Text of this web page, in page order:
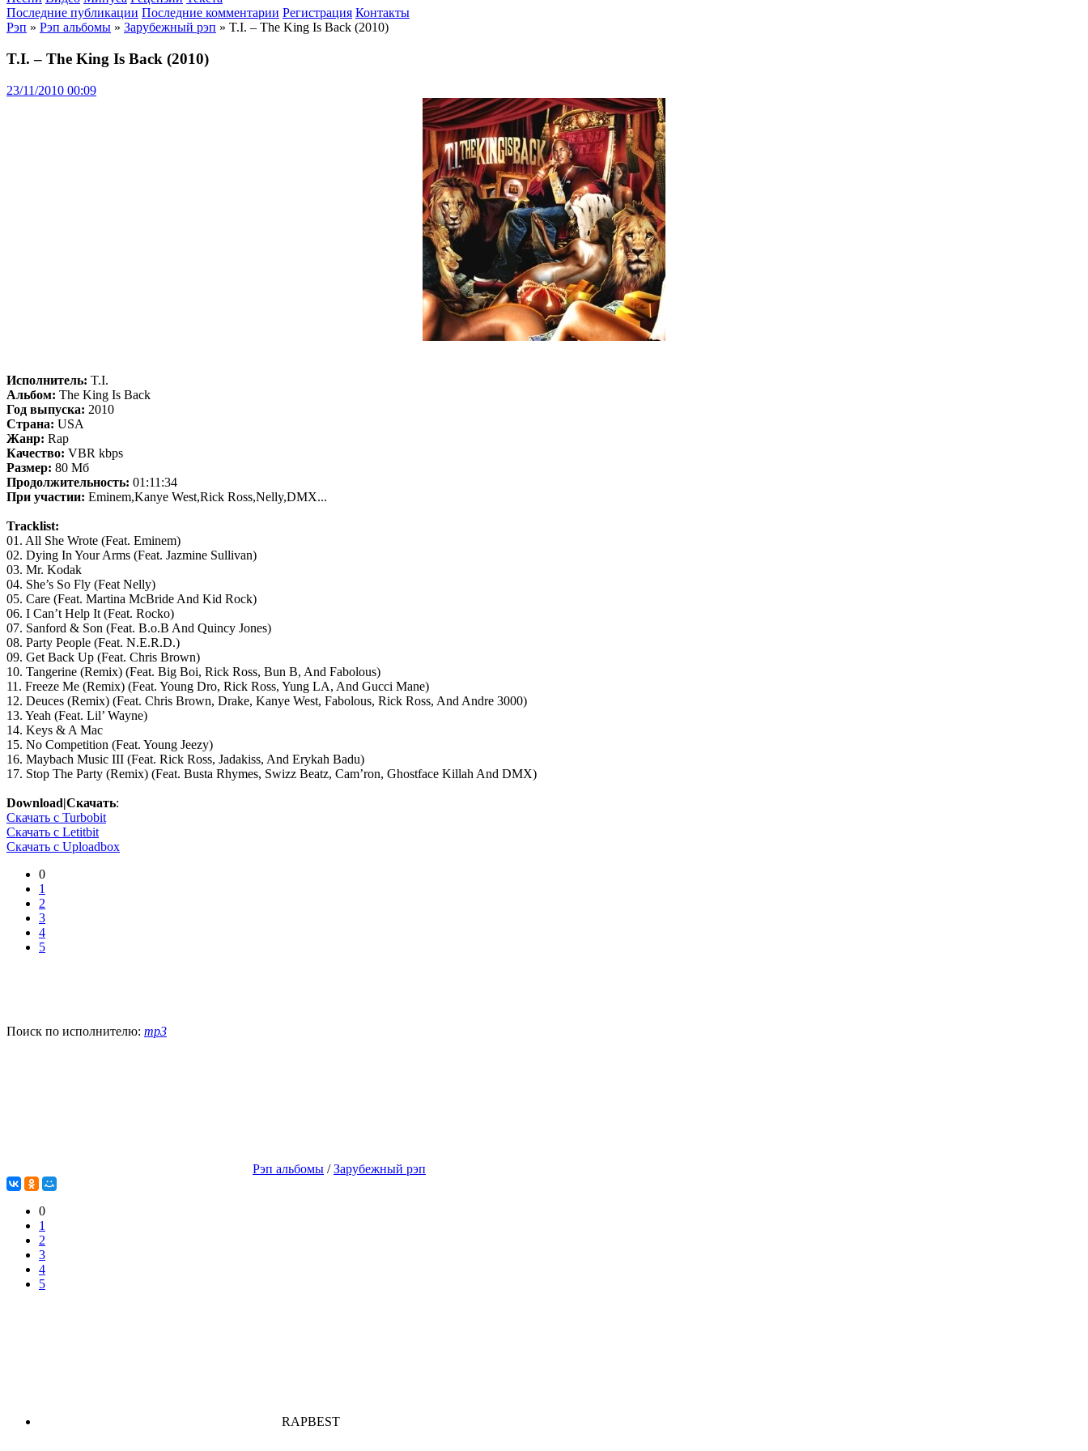
Последние публикации Последние комментарии Регистрация Контакты
Рэп » Рэп альбомы » Зарубежный рэп » T.I. – The King Is Back (2010)
T.I. – The King Is Back (2010)
23/11/2010 00:09
Исполнитель: T.I.
Альбом: The King Is Back
Год выпуска: 2010
Страна: USA
Жанр: Rap
Качество: VBR kbps
Размер: 80 Mб
Продолжительность: 01:11:34
При участии: Eminem,Kanye West,Rick Ross,Nelly,DMX...
Tracklist:
01. All She Wrote (Feat. Eminem)
02. Dying In Your Arms (Feat. Jazmine Sullivan)
03. Mr. Kodak
04. She’s So Fly (Feat Nelly)
05. Care (Feat. Martina McBride And Kid Rock)
06. I Can’t Help It (Feat. Rocko)
07. Sanford & Son (Feat. B.o.B And Quincy Jones)
08. Party People (Feat. N.E.R.D.)
09. Get Back Up (Feat. Chris Brown)
10. Tangerine (Remix) (Feat. Big Boi, Rick Ross, Bun B, And Fabolous)
11. Freeze Me (Remix) (Feat. Young Dro, Rick Ross, Yung LA, And Gucci Mane)
12. Deuces (Remix) (Feat. Chris Brown, Drake, Kanye West, Fabolous, Rick Ross, And Andre 3000)
13. Yeah (Feat. Lil’ Wayne)
14. Keys & A Mac
15. No Competition (Feat. Young Jeezy)
16. Maybach Music III (Feat. Rick Ross, Jadakiss, And Erykah Badu)
17. Stop The Party (Remix) (Feat. Busta Rhymes, Swizz Beatz, Cam’ron, Ghostface Killah And DMX)
Download|Скачать:
Скачать c Turbobit
Скачать c Letitbit
Скачать c Uploadbox
0
1
2
3
4
5
Поиск по исполнителю: mp3
Рэп альбомы /Зарубежный рэп
0
1
2
3
4
5
RAPBEST